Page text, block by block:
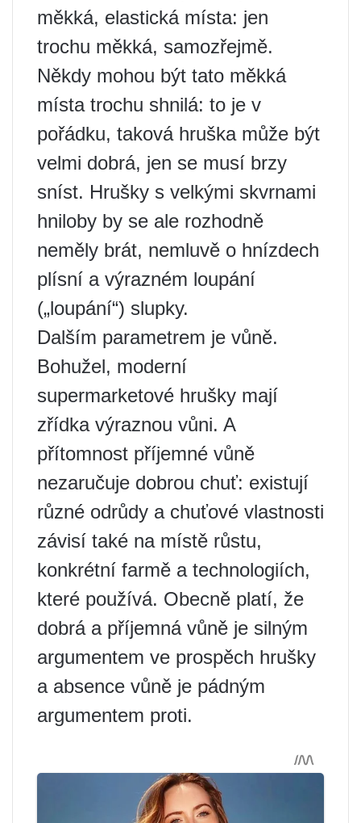
měkká, elastická místa: jen
trochu měkká, samozřejmě.
Někdy mohou být tato měkká
místa trochu shnilá: to je v
pořádku, taková hruška může být
velmi dobrá, jen se musí brzy
sníst. Hrušky s velkými skvrnami
hniloby by se ale rozhodně
neměly brát, nemluvě o hnízdech
plísní a výrazném loupání
(„loupání“) slupky.
Dalším parametrem je vůně.
Bohužel, moderní
supermarketové hrušky mají
zřídka výraznou vůni. A
přítomnost příjemné vůně
nezaručuje dobrou chuť: existují
různé odrůdy a chuťové vlastnosti
závisí také na místě růstu,
konkrétní farmě a technologiích,
které používá. Obecně platí, že
dobrá a příjemná vůně je silným
argumentem ve prospěch hrušky
a absence vůně je pádným
argumentem proti.